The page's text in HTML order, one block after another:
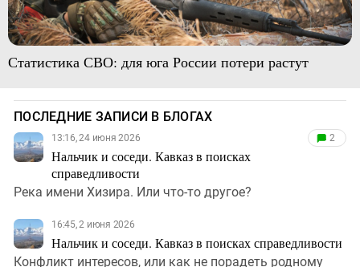
Статистика СВО: для юга России потери растут
ПОСЛЕДНИЕ ЗАПИСИ В БЛОГАХ
13:16, 24 июня 2026
Нальчик и соседи. Кавказ в поисках
справедливости
2
Река имени Хизира. Или что-то другое?
16:45, 2 июня 2026
Нальчик и соседи. Кавказ в поисках справедливости
Конфликт интересов, или как не порадеть родному